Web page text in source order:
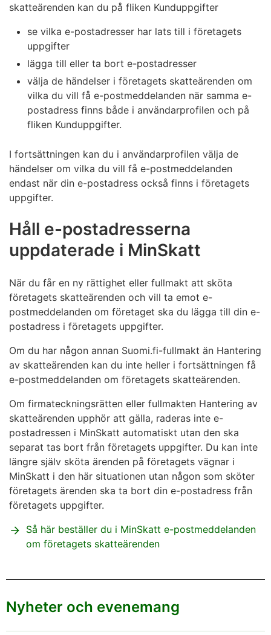
skatteärenden kan du på fliken Kunduppgifter
se vilka e-postadresser har lats till i företagets
uppgifter
lägga till eller ta bort e-postadresser
välja de händelser i företagets skatteärenden om
vilka du vill få e-postmeddelanden när samma e-
postadress finns både i användarprofilen och på
fliken Kunduppgifter.
I fortsättningen kan du i användarprofilen välja de
händelser om vilka du vill få e-postmeddelanden
endast när din e-postadress också finns i företagets
uppgifter.
Håll e-postadresserna
uppdaterade i MinSkatt
När du får en ny rättighet eller fullmakt att sköta
företagets skatteärenden och vill ta emot e-
postmeddelanden om företaget ska du lägga till din e-
postadress i företagets uppgifter.
Om du har någon annan Suomi.fi-fullmakt än Hantering
av skatteärenden kan du inte heller i fortsättningen få
e-postmeddelanden om företagets skatteärenden.
Om firmateckningsrätten eller fullmakten Hantering av
skatteärenden upphör att gälla, raderas inte e-
postadressen i MinSkatt automatiskt utan den ska
separat tas bort från företagets uppgifter. Du kan inte
längre själv sköta ärenden på företagets vägnar i
MinSkatt i den här situationen utan någon som sköter
företagets ärenden ska ta bort din e-postadress från
företagets uppgifter.
Så här beställer du i MinSkatt e-postmeddelanden
om företagets skatteärenden
Nyheter och evenemang